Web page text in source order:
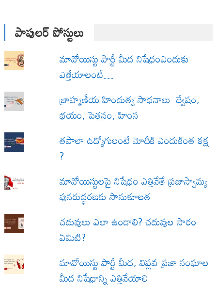
పాపులర్ పోస్టులు
మావోయిస్టు పార్టీ మీద నిషేధంఎందుకు
ఎత్తేయాలంటే…
బ్రాహ్మణీయ హిందుత్వ సాధనాలు ద్వేషం,
భయం, పెత్తనం, హింస
త‌పాలా ఉద్యోగులంటే మోదీకి ఎందుకింత కక్ష
?
మావోయిస్టులపై నిషేధం ఎత్తివేతే ప్రజాస్వామ్య
పునరుద్ధరణకు సానుకూలత
చదువులు ఎలా ఉండాలి? చదువుల సారం
ఏమిటి?
మావోయిస్టు పార్టీ మీద, విప్లవ ప్రజా సంఘాల
మీద నిషేధాన్ని ఎత్తివేయాలి